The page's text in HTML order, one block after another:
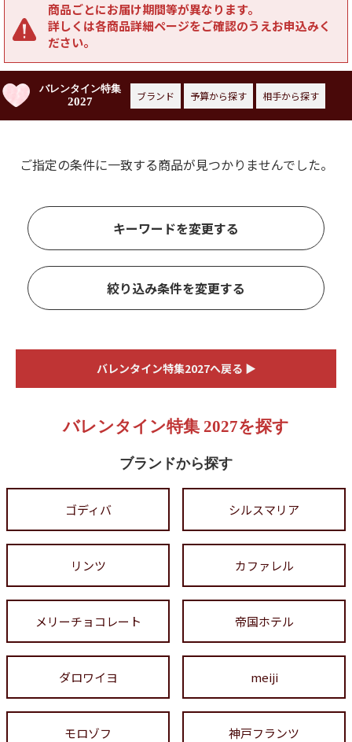
商品ごとにお届け期間等が異なります。
詳しくは各商品詳細ページをご確認のうえお申込みく
ださい。
バレンタイン特集
2027 ブランド 予算から探す 相手から探す
ご指定の条件に一致する商品が見つかりませんでした。
キーワードを変更する
絞り込み条件を変更する
バレンタイン特集2027へ戻る ▶
バレンタイン特集 2027を探す
ブランドから探す
ゴディバ シルスマリア
リンツ カファレル
メリーチョコレート 帝国ホテル
ダロワイヨ meiji
モロゾフ 神戸フランツ